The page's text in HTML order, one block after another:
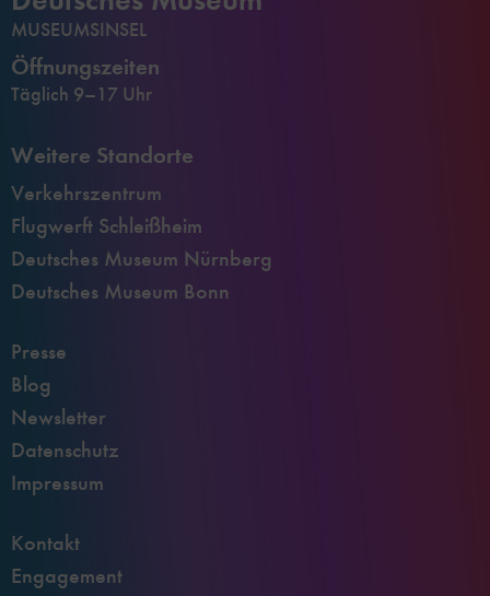
MUSEUMSINSEL
Öffnungszeiten
Täglich 9–17 Uhr
Weitere Standorte
Verkehrszentrum
Flugwerft Schleißheim
Deutsches Museum Nürnberg
Deutsches Museum Bonn
Presse
Blog
Newsletter
Datenschutz
Impressum
Kontakt
Engagement